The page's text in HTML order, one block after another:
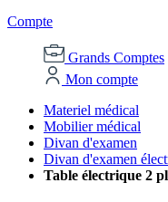
Compte
Grands Comptes
Mon compte
Materiel médical
Mobilier médical
Divan d'examen
Divan d'examen
Table électrique 2